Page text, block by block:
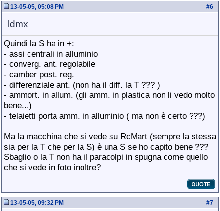
#6
13-05-05, 05:08 PM
ldmx
Quindi la S ha in +:
- assi centrali in alluminio
- converg. ant. regolabile
- camber post. reg.
- differenziale ant. (non ha il diff. la T ??? )
- ammort. in allum. (gli amm. in plastica non li vedo molto
bene...)
- telaietti porta amm. in alluminio ( ma non è certo ???)
Ma la macchina che si vede su RcMart (sempre la stessa
sia per la T che per la S) è una S se ho capito bene ???
Sbaglio o la T non ha il paracolpi in spugna come quello
che si vede in foto inoltre?
#7
13-05-05, 09:32 PM